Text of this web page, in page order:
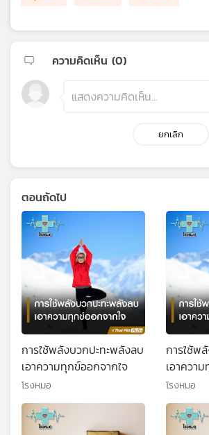
วิทยุ
ข่าย
ความคิดเห็น (0)
ยกเลิก
ตอนถัดไป
การใช้พลังบวกปะทะพลังลบ
เอาความทุกข์ออกจากใจ
โรงหมอ
การใช้พ
เอาควา
(Health
Tips)
โรงหมอ